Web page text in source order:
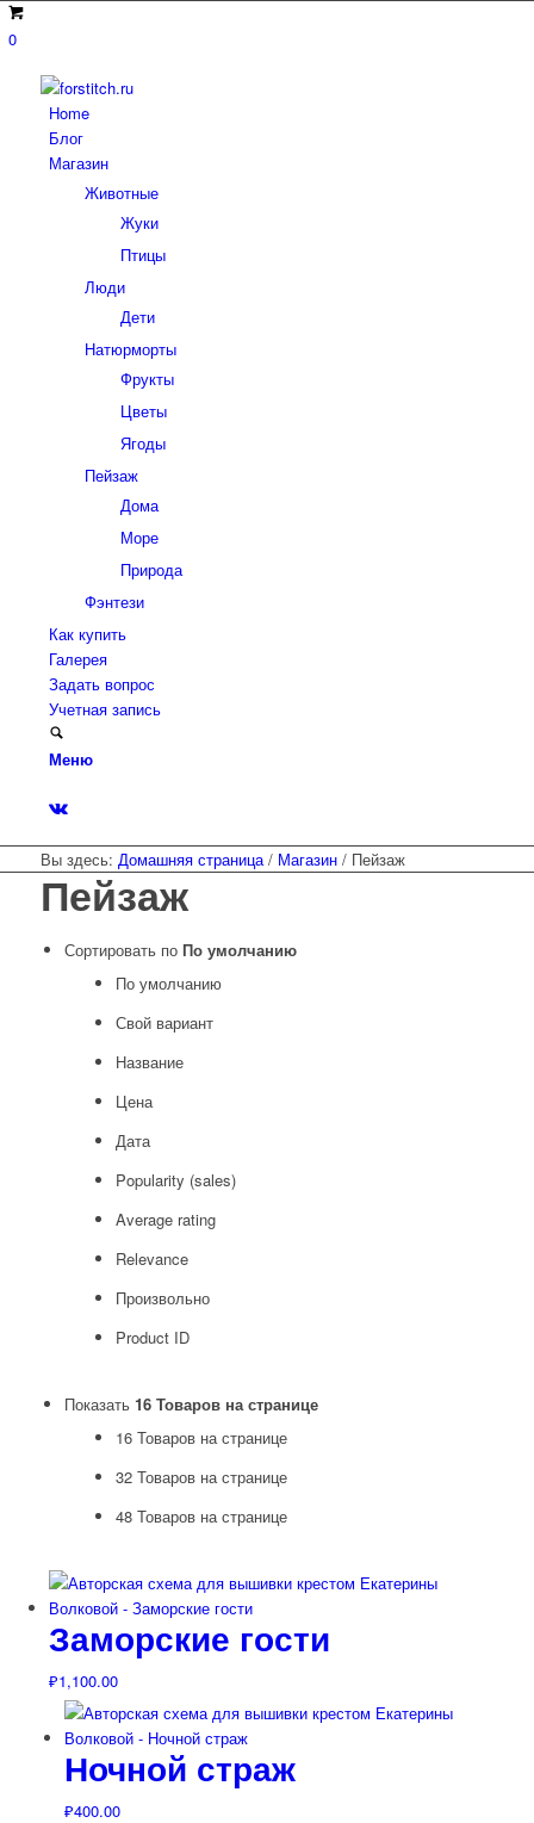
0
Home
Блог
Магазин
Животные
Жуки
Птицы
Люди
Дети
Натюрморты
Фрукты
Цветы
Ягоды
Пейзаж
Дома
Море
Природа
Фэнтези
Как купить
Галерея
Задать вопрос
Учетная запись
Меню
Вы здесь: Домашняя страница / Магазин / Пейзаж
Пейзаж
Сортировать по По умолчанию
По умолчанию
Свой вариант
Название
Цена
Дата
Popularity (sales)
Average rating
Relevance
Произвольно
Product ID
Показать 16 Товаров на странице
16 Товаров на странице
32 Товаров на странице
48 Товаров на странице
Заморские гости
₽1,100.00
Ночной страж
₽400.00